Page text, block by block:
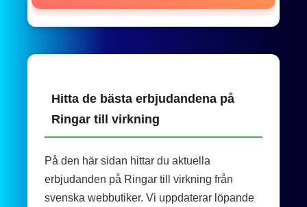
Hitta de bästa erbjudandena på
Ringar till virkning
På den här sidan hittar du aktuella
erbjudanden på Ringar till virkning från
svenska webbutiker. Vi uppdaterar löpande